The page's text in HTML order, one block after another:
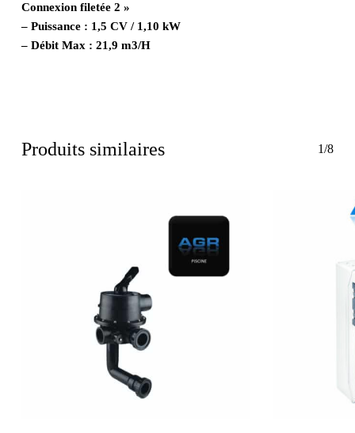
Connexion filetée 2 »
– Puissance : 1,5 CV / 1,10 kW
– Débit Max : 21,9 m3/H
Produits similaires 1/8